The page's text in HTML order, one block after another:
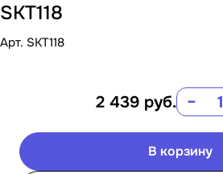
SKT118
Арт. SKT118
2 439 руб. −
В корзину